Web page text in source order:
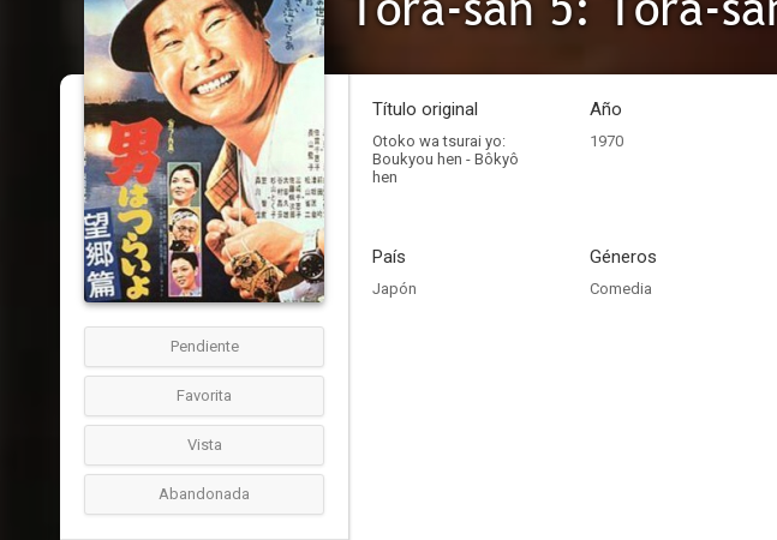
Pendiente
Favorita
Vista
Abandonada
Título original
Otoko wa tsurai yo:
Boukyou hen - Bôkyô
hen
Año
1970
País
Japón
Géneros
Comedia